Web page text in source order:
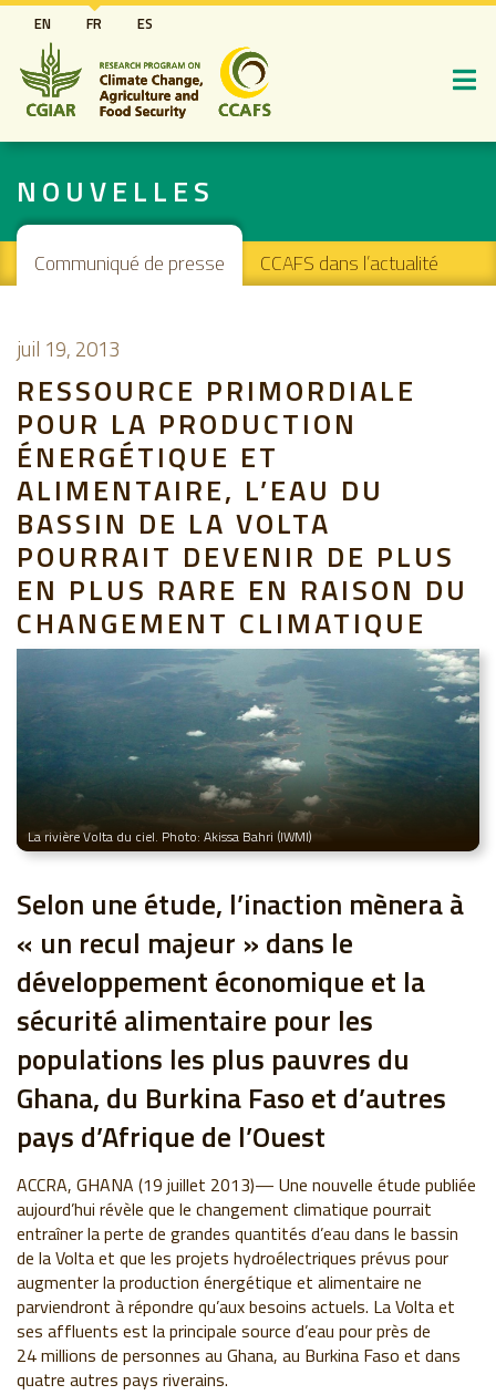
Aller
au
contenu
principal
EN FR ES
NOUVELLES
Main navigation
Communiqué de presse CCAFS dans l’actualité
juil 19, 2013
RESSOURCE PRIMORDIALE
POUR LA PRODUCTION
ÉNERGÉTIQUE ET
ALIMENTAIRE, L’EAU DU
BASSIN DE LA VOLTA
POURRAIT DEVENIR DE PLUS
EN PLUS RARE EN RAISON DU
CHANGEMENT CLIMATIQUE
La rivière Volta du ciel. Photo: Akissa Bahri (IWMI)
Selon une étude, l’inaction mènera à
« un recul majeur » dans le
développement économique et la
sécurité alimentaire pour les
populations les plus pauvres du
Ghana, du Burkina Faso et d’autres
pays d’Afrique de l’Ouest
ACCRA, GHANA (19 juillet 2013)— Une nouvelle étude publiée
aujourd’hui révèle que le changement climatique pourrait
entraîner la perte de grandes quantités d’eau dans le bassin
de la Volta et que les projets hydroélectriques prévus pour
augmenter la production énergétique et alimentaire ne
parviendront à répondre qu’aux besoins actuels. La Volta et
ses affluents est la principale source d’eau pour près de
24 millions de personnes au Ghana, au Burkina Faso et dans
quatre autres pays riverains.